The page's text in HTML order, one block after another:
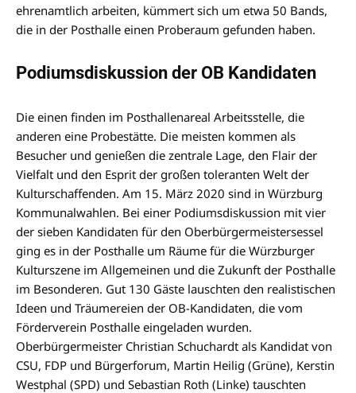
ehrenamtlich arbeiten, kümmert sich um etwa 50 Bands,
die in der Posthalle einen Proberaum gefunden haben.
Podiumsdiskussion der OB Kandidaten
Die einen finden im Posthallenareal Arbeitsstelle, die
anderen eine Probestätte. Die meisten kommen als
Besucher und genießen die zentrale Lage, den Flair der
Vielfalt und den Esprit der großen toleranten Welt der
Kulturschaffenden. Am 15. März 2020 sind in Würzburg
Kommunalwahlen. Bei einer Podiumsdiskussion mit vier
der sieben Kandidaten für den Oberbürgermeistersessel
ging es in der Posthalle um Räume für die Würzburger
Kulturszene im Allgemeinen und die Zukunft der Posthalle
im Besonderen. Gut 130 Gäste lauschten den realistischen
Ideen und Träumereien der OB-Kandidaten, die vom
Förderverein Posthalle eingeladen wurden.
Oberbürgermeister Christian Schuchardt als Kandidat von
CSU, FDP und Bürgerforum, Martin Heilig (Grüne), Kerstin
Westphal (SPD) und Sebastian Roth (Linke) tauschten